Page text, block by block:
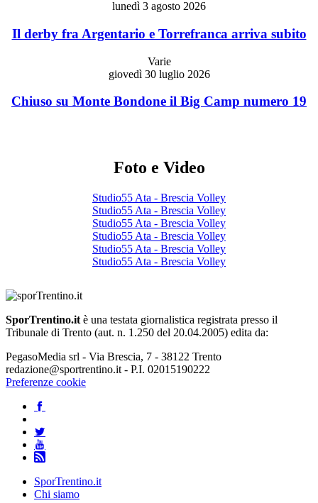
lunedì 3 agosto 2026
Il derby fra Argentario e Torrefranca arriva subito
Varie
giovedì 30 luglio 2026
Chiuso su Monte Bondone il Big Camp numero 19
Foto e Video
Studio55 Ata - Brescia Volley
Studio55 Ata - Brescia Volley
Studio55 Ata - Brescia Volley
Studio55 Ata - Brescia Volley
Studio55 Ata - Brescia Volley
Studio55 Ata - Brescia Volley
SporTrentino.it è una testata giornalistica registrata presso il
Tribunale di Trento (aut. n. 1.250 del 20.04.2005) edita da:
PegasoMedia srl - Via Brescia, 7 - 38122 Trento
redazione@sportrentino.it - P.I. 02015190222
Preferenze cookie
SporTrentino.it
Chi siamo